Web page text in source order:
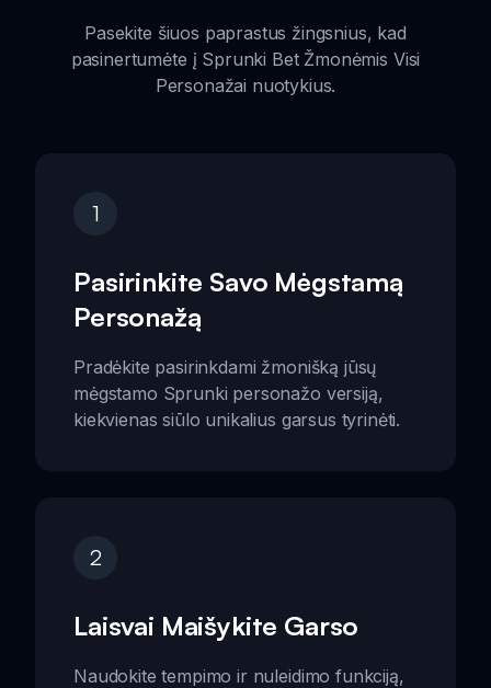
Pasekite šiuos paprastus žingsnius, kad
pasinertumėte į Sprunki Bet Žmonėmis Visi
Personažai nuotykius.
1
Pasirinkite Savo Mėgstamą
Personažą
Pradėkite pasirinkdami žmonišką jūsų
mėgstamo Sprunki personažo versiją,
kiekvienas siūlo unikalius garsus tyrinėti.
2
Laisvai Maišykite Garso
Naudokite tempimo ir nuleidimo funkciją,